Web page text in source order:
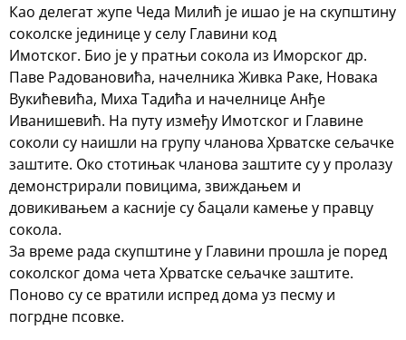
Као делегат жупе Чеда Милић је ишао је на скупштину
соколске јединице у селу Главини код
Имотског. Био је у пратњи сокола из Иморског др.
Паве Радовановића, начелника Живка Раке, Новака
Вукићевића, Миха Тадића и начелнице Анђе
Иванишевић. На путу између Имотског и Главине
соколи су наишли на групу чланова Хрватске сељачке
заштите. Око стотињак чланова заштите су у пролазу
демонстрирали повицима, звиждањем и
довикивањем а касније су бацали камење у правцу
сокола.
За време рада скупштине у Главини прошла је поред
соколског дома чета Хрватске сељачке заштите.
Поново су се вратили испред дома уз песму и
погрдне псовке.